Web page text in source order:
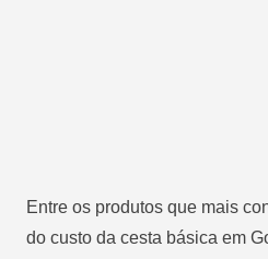
Entre os produtos que mais
do custo da cesta básica em